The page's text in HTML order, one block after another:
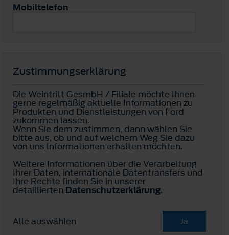
Mobiltelefon
Zustimmungserklärung
Die Weintritt GesmbH / Filiale möchte Ihnen
gerne regelmäßig aktuelle Informationen zu
Produkten und Dienstleistungen von Ford
zukommen lassen.
Wenn Sie dem zustimmen, dann wählen Sie
bitte aus, ob und auf welchem Weg Sie dazu
von uns Informationen erhalten möchten.
Weitere Informationen über die Verarbeitung
Ihrer Daten, internationale Datentransfers und
Ihre Rechte finden Sie in unserer
detaillierten Datenschutzerklärung.
Alle auswählen Ja